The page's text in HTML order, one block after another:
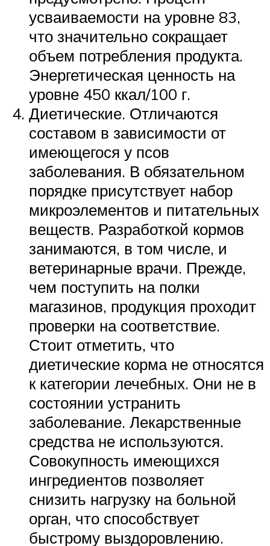
усваиваемости на уровне 83,
что значительно сокращает
объем потребления продукта.
Энергетическая ценность на
уровне 450 ккал/100 г.
Диетические. Отличаются
составом в зависимости от
имеющегося у псов
заболевания. В обязательном
порядке присутствует набор
микроэлементов и питательных
веществ. Разработкой кормов
занимаются, в том числе, и
ветеринарные врачи. Прежде,
чем поступить на полки
магазинов, продукция проходит
проверки на соответствие.
Стоит отметить, что
диетические корма не относятся
к категории лечебных. Они не в
состоянии устранить
заболевание. Лекарственные
средства не используются.
Совокупность имеющихся
ингредиентов позволяет
снизить нагрузку на больной
орган, что способствует
быстрому выздоровлению.